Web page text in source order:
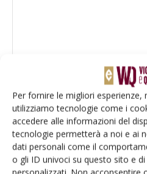
Per fornire le migliori esperienze,
utilizziamo tecnologie come i
accedere alle informazioni del
tecnologie permetterà a noi e ai
dati personali come il
o gli ID univoci su questo sito e